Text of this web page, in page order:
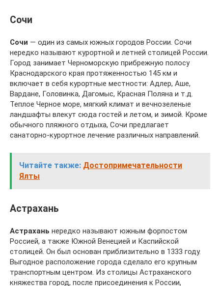
Сочи
Сочи — один из самых южных городов России. Сочи
нередко называют курортной и летней столицей России.
Город занимает Черноморскую прибрежную полосу
Краснодарского края протяженностью 145 км и
включает в себя курортные местности: Адлер, Аше,
Вардане, Головинка, Дагомыс, Красная Поляна и т.д.
Теплое Черное море, мягкий климат и вечнозеленые
ландшафты влекут сюда гостей и летом, и зимой. Кроме
обычного пляжного отдыха, Сочи предлагает
санаторно-курортное лечение различных направлений.
Читайте также: Достопримечательности
Ялты
Астрахань
Астрахань нередко называют южным форпостом
Россией, а также Южной Венецией и Каспийской
столицей. Он был основан приблизительно в 1333 году.
Выгодное расположение города сделало его крупным
транспортным центром. Из столицы Астраханского
княжества город, после присоединения к России,